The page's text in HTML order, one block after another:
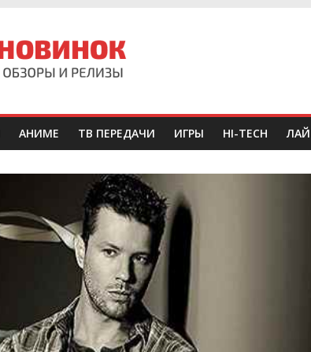
АНИМЕ ТВ ПЕРЕДАЧИ ИГРЫ HI-TECH